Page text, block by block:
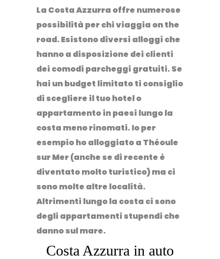
La Costa Azzurra offre numerose
possibilità per chi viaggia on the
road. Esistono diversi alloggi che
hanno a disposizione dei clienti
dei comodi parcheggi gratuiti. Se
hai un budget limitato ti consiglio
di scegliere il tuo hotel o
appartamento in paesi lungo la
costa meno rinomati. Io per
esempio ho alloggiato a Théoule
sur Mer (anche se di recente è
diventato molto turistico) ma ci
sono molte altre località.
Altrimenti lungo la costa ci sono
degli appartamenti stupendi che
danno sul mare.
Costa Azzurra in auto